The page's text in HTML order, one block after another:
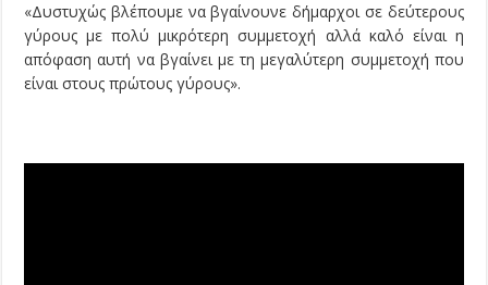
«Δυστυχώς βλέπουμε να βγαίνουνε δήμαρχοι σε δεύτερους
γύρους με πολύ μικρότερη συμμετοχή αλλά καλό είναι η
απόφαση αυτή να βγαίνει με τη μεγαλύτερη συμμετοχή που
είναι στους πρώτους γύρους».